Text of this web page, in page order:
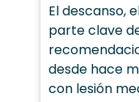
El descanso,
parte clave
desde hace
con lesión